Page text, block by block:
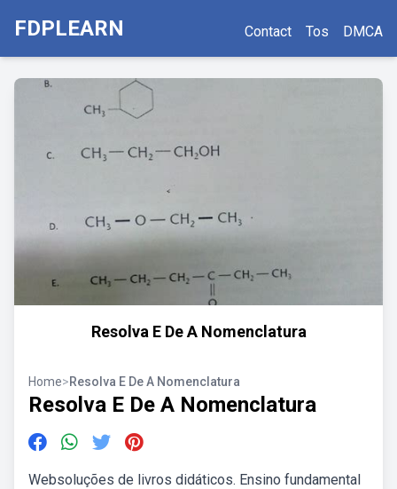
FDPLEARN Contact Tos DMCA
Resolva E De A Nomenclatura
Home>Resolva E De A Nomenclatura
Resolva E De A Nomenclatura
Websoluções de livros didáticos. Ensino fundamental